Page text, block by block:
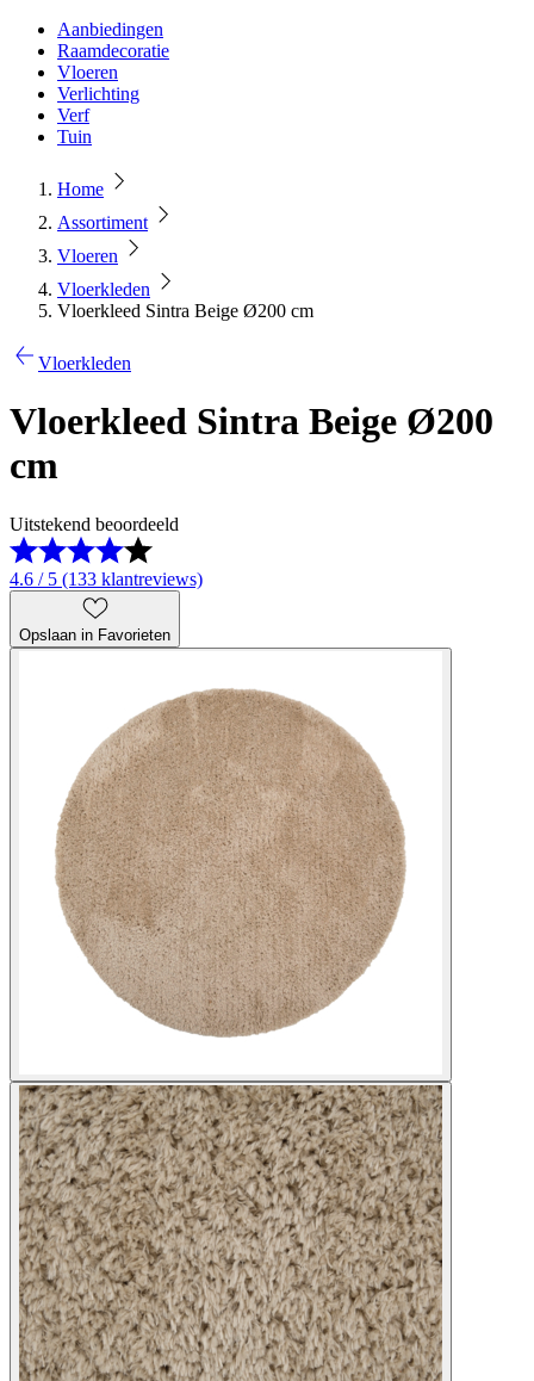
Aanbiedingen
Raamdecoratie
Vloeren
Verlichting
Verf
Tuin
Home
Assortiment
Vloeren
Vloerkleden
Vloerkleed Sintra Beige Ø200 cm
Vloerkleden
Vloerkleed Sintra Beige Ø200
cm
Uitstekend beoordeeld
4.6 / 5 (133 klantreviews)
Opslaan in Favorieten